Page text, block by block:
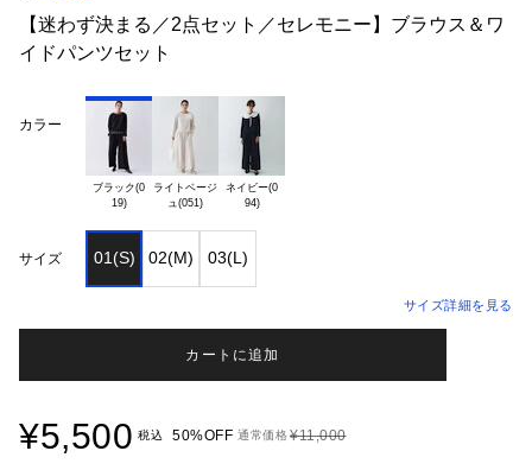
【迷わず決まる／2点セット／セレモニー】ブラウス＆ワ
イドパンツセット
カラー
ブラック(0
19)
ライトベージ
ネイビー(0
94)
サイズ 01(S) 02(M) 03(L)
サイズ詳細を見る
カートに追加
¥5,500 税込 50%OFF 通常価格¥11,000